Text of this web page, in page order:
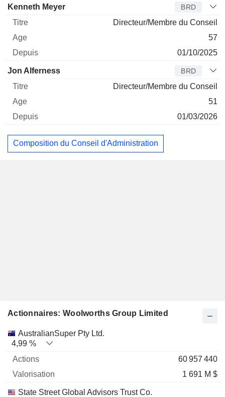
Kenneth Meyer BRD
Directeur/Membre du Conseil
57
01/10/2025
Jon Alferness BRD
Directeur/Membre du Conseil
51
01/03/2026
Composition du Conseil d'Administration
Actionnaires: Woolworths Group Limited
Nom Actions % Valorisation
AustralianSuper Pty Ltd.
4,99 %
60 957 440
1 691 M $
State Street Global Advisors Trust Co.